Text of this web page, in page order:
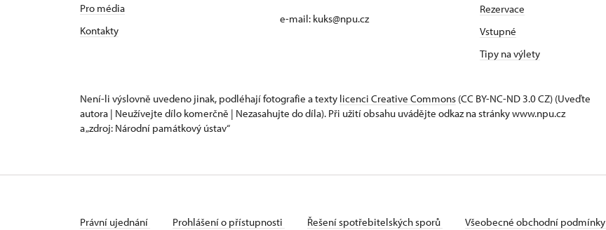
Pro média
Kontakty
e-mail: kuks@npu.cz
Rezervace
Vstupné
Tipy na výlety
Není-li výslovně uvedeno jinak, podléhají fotografie a texty licenci Creative Commons (CC BY-NC-ND 3.0 CZ) (Uveďte
autora | Neužívejte dílo komerčně | Nezasahujte do díla). Při užití obsahu uvádějte odkaz na stránky www.npu.cz
a „zdroj: Národní památkový ústav“
Právní ujednání Prohlášení o přístupnosti Řešení spotřebitelských sporů Všeobecné obchodní podmínky